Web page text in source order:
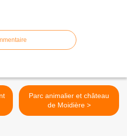
Parc animalier et château
de Moidière >